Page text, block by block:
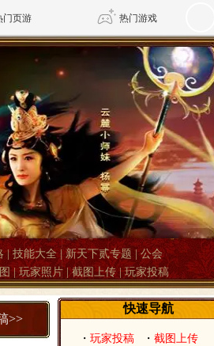
门页游 热门游戏
魔兽 传奇4
天堂 剑网3旗舰版 新天龙八部
王权与自由 诛仙世界 仙剑世界
| 技能大全|新天下贰专题 |公会
|玩家照片|截图上传|玩家投稿
>>
快速导航
・ 玩家投稿 ・ 截图上传